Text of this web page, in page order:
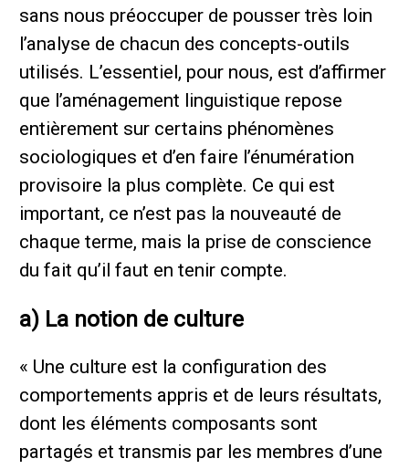
sans nous préoccuper de pousser très loin
l’analyse de chacun des concepts-outils
utilisés. L’essentiel, pour nous, est d’affirmer
que l’aménagement linguistique repose
entièrement sur certains phénomènes
sociologiques et d’en faire l’énumération
provisoire la plus complète. Ce qui est
important, ce n’est pas la nouveauté de
chaque terme, mais la prise de conscience
du fait qu’il faut en tenir compte.
a) La notion de culture
« Une culture est la configuration des
comportements appris et de leurs résultats,
dont les éléments composants sont
partagés et transmis par les membres d’une